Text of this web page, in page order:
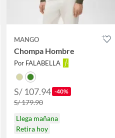
MANGO
Chompa Hombre
Por FALABELLA
S/ 107.94 -40%
S/ 179.90
Llega mañana
Retira hoy